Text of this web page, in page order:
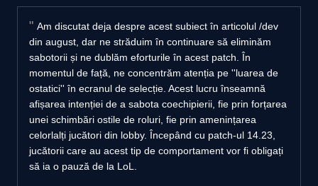
Am discutat deja despre acest subiect în articolul /dev
din august, dar ne străduim în continuare să eliminăm
sabotorii și ne dublăm eforturile în acest patch. În
momentul de față, ne concentrăm atenția pe ''luarea de
ostatici'' în ecranul de selecție. Acest lucru înseamnă
afișarea intenției de a sabota coechipierii, fie prin forțarea
unei schimbări ostile de roluri, fie prin amenințarea
celorlalți jucători din lobby. Începând cu patch-ul 14.23,
jucătorii care au acest tip de comportament vor fi obligați
să ia o pauză de la LoL.